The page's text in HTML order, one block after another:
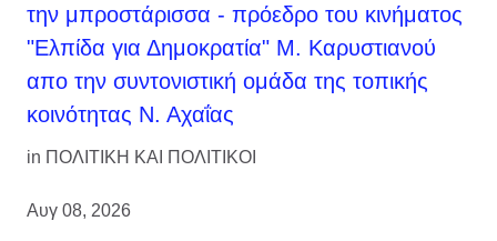
την μπροστάρισσα - πρόεδρο του κινήματος
"Ελπίδα για Δημοκρατία" Μ. Καρυστιανού
απο την συντονιστική ομάδα της τοπικής
κοινότητας Ν. Αχαΐας
in ΠΟΛΙΤΙΚΗ ΚΑΙ ΠΟΛΙΤΙΚΟΙ
Αυγ 08, 2026